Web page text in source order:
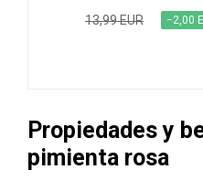
13,99 EUR −2,00
Propiedades y
pimienta rosa